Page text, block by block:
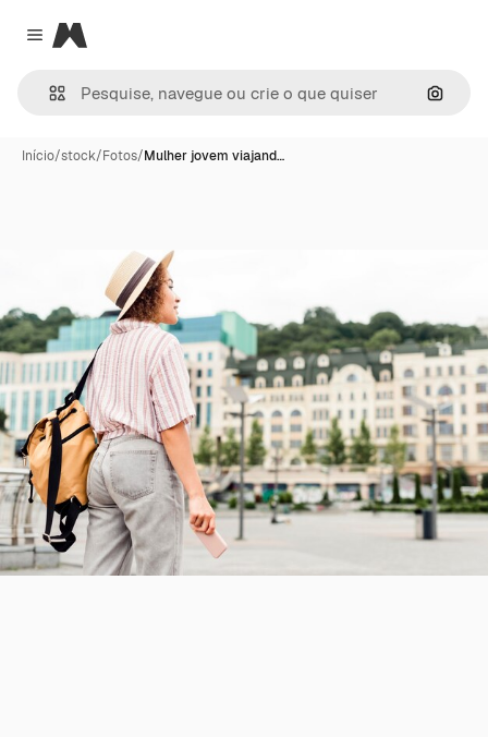
Close menu
Magnific
Início/stock/Fotos/Mulher jovem viajand…